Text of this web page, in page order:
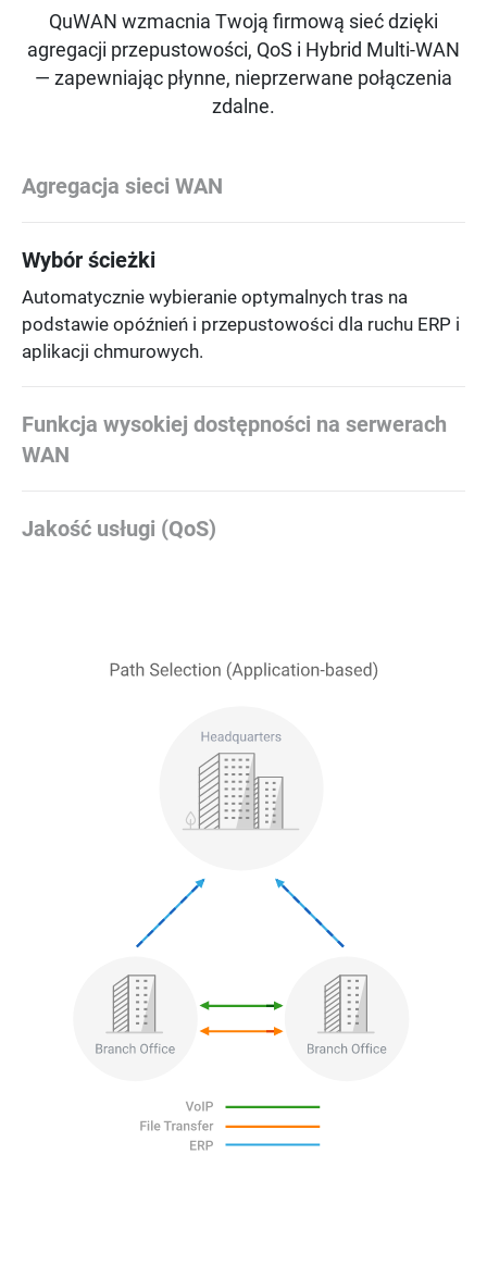
QuWAN wzmacnia Twoją firmową sieć dzięki
agregacji przepustowości, QoS i Hybrid Multi-WAN
— zapewniając płynne, nieprzerwane połączenia
zdalne.
Agregacja sieci WAN
Wybór ścieżki
Automatycznie wybieranie optymalnych tras na
podstawie opóźnień i przepustowości dla ruchu ERP i
aplikacji chmurowych.
Funkcja wysokiej dostępności na serwerach
WAN
Jakość usługi (QoS)